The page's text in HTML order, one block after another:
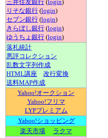
三井住友銀行 (login)
りそな銀行 (login)
セブン銀行 (login)
きらぼし銀行 (login)
ゆうちょ銀行 (login)
落札統計
悪評コレクション
乱数文字列作成
HTML講座
改行変換
送料MAP作成
Yahoo!オークション
Yahoo!フリマ
LYPプレミアム
Yahoo!ショッピング
楽天市場
ラクマ